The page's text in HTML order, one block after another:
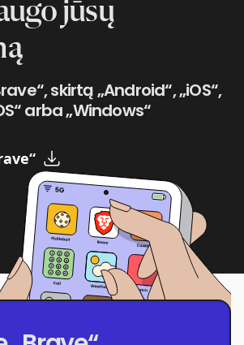
jūsų
skirtą „Android“, „iOS“,
arba „Windows“